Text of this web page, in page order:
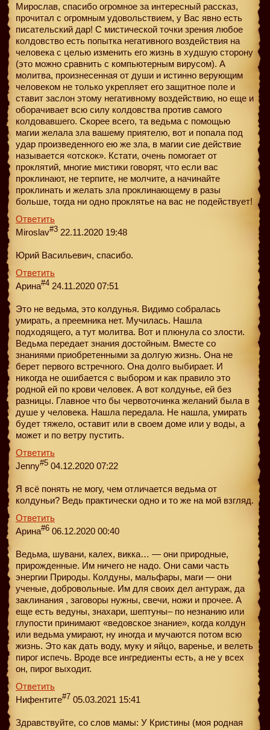
Мирослав, спасибо огромное за интересный рассказ,
прочитал с огромным удовольствием, у Вас явно есть
писательский дар! С мистической точки зрения любое
колдовство есть попытка негативного воздействия на
человека с целью изменить его жизнь в худшую сторону
(это можно сравнить с компьютерным вирусом). А
молитва, произнесенная от души и истинно верующим
человеком не только укрепляет его защитное поле и
ставит заслон этому негативному воздействию, но еще и
оборачивает всю силу колдовства против самого
колдовавшего. Скорее всего, та ведьма с помощью
магии желала зла вашему приятелю, вот и попала под
удар произведенного ею же зла, в магии сие действие
называется «отскок». Кстати, очень помогает от
проклятий, многие мистики говорят, что если вас
проклинают, не терпите, не молчите, а начинайте
проклинать и желать зла проклинающему в разы
больше, тогда ни одно проклятье на вас не подействует!
Ответить
Miroslav#3 22.11.2020 19:48
Юрий Васильевич, спасибо.
Ответить
Арина#4 24.11.2020 07:51
Это не ведьма, это колдунья. Видимо собралась
умирать, а преемника нет. Мучилась. Нашла
подходящего, а тут молитва. Вот и плюнула со злости.
Ведьма передает знания достойным. Вместе со
знаниями приобретенными за долгую жизнь. Она не
берет первого встречного. Она долго выбирает. И
никогда не ошибается с выбором и как правило это
родной ей по крови человек. А вот колдунье, ей без
разницы. Главное что бы червоточинка желаний была в
душе у человека. Нашла передала. Не нашла, умирать
будет тяжело, оставит или в своем доме или у воды, а
может и по ветру пустить.
Ответить
Jenny#5 04.12.2020 07:22
Я всё понять не могу, чем отличается ведьма от
колдуньи? Ведь практически одно и то же на мой взгляд.
Ответить
Арина#6 06.12.2020 00:40
Ведьма, шувани, калех, викка… — они природные,
прирожденные. Им ничего не надо. Они сами часть
энергии Природы. Колдуны, мальфары, маги — они
ученые, добровольные. Им для своих дел антураж, да
заклинания , заговоры нужны, свечи, ножи и прочее. А
еще есть ведуны, знахари, шептуны– по незнанию или
глупости принимают «ведовское знание», когда колдун
или ведьма умирают, ну иногда и мучаются потом всю
жизнь. Это как дать воду, муку и яйцо, варенье, и велеть
пирог испечь. Вроде все ингредиенты есть, а не у всех
он, пирог выходит.
Ответить
Нифентите#7 05.03.2021 15:41
Здравствуйте, со слов мамы: У Кристины (моя родная